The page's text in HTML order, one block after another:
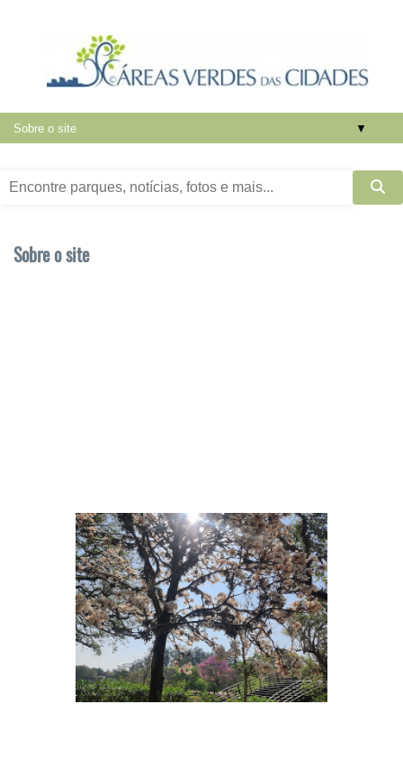
▼
Sobre o site